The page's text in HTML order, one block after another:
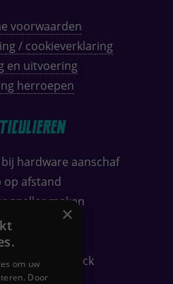
voorwaarden
/ cookieverklaring
en uitvoering
herroepen
hardware aanschaf
op afstand
sneller maken
verbeteren
check
×
om uw
Door